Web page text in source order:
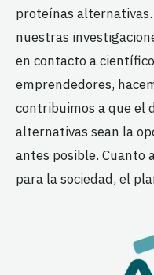
proteínas
nuestras
en contacto a
emprendedores,
contribuimos a que el
alternativas sean la
antes posible. Cuanto
para la sociedad, el